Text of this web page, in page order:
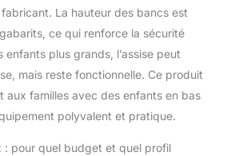
espace de jeu sécurisé
et esthétique [Espace
confortable] – Avec des
dimensions de 98 x 98
x 21 cm, ce bac à sable
enfant offre
suffisamment d’espace
pour plusieurs enfants.
Ses bancs intégrés
La hauteur des bancs est
ce qui renforce la sécurité
enfants plus grands, l’assise peut
mais reste fonctionnelle. Ce produit
aux familles avec des enfants en bas
polyvalent et pratique.
: pour quel budget et quel profil